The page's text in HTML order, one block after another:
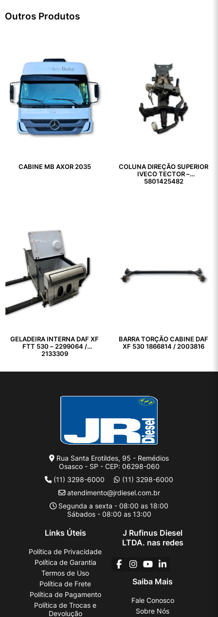
Outros Produtos
CABINE MB AXOR 2035
COLUNA DIREÇÃO SUPERIOR
IVECO TECTOR –
5801425482
GELADEIRA INTERNA DAF XF
FTT 530 – 2299064 /
2133309
BARRA TORÇÃO CABINE DAF
XF 530 1866814 / 2003816
Rua Santa Erotildes, 95 - Remédios
Osasco - SP - CEP: 06298-060
(11) 3298-6000
(11) 3298-6000
atendimento@jrdiesel.com.br
Segunda a sexta - 08:00 as 18:00
Sábados - 08:00 as 13:00
Links Úteis
Política de Privacidade
Política de Garantia
Termos de Uso
Política de Frete
Política de Pagamento
Política de Trocas e
Devolução
J Rufinus Diesel
LTDA. nas redes
Saiba Mais
Fale Conosco
Sobre Nós